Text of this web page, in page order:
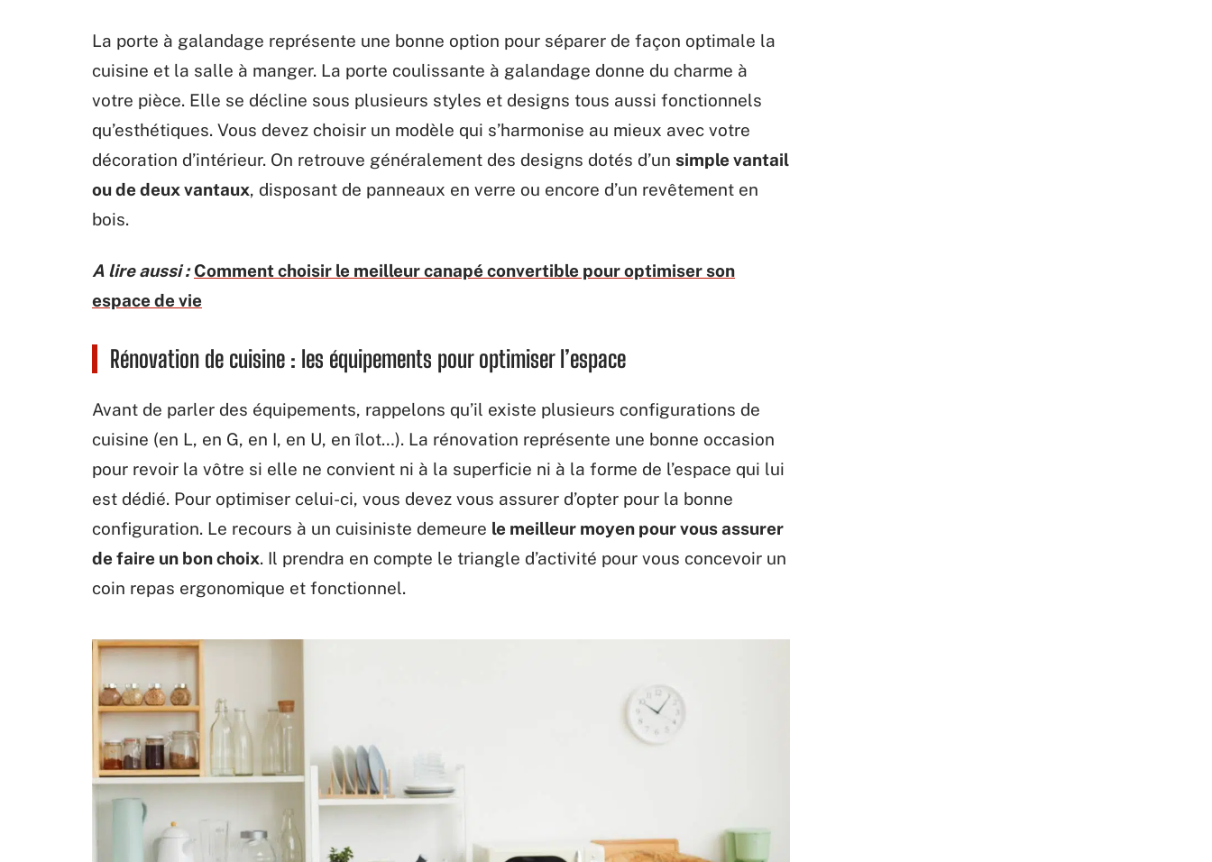
La porte à galandage représente une bonne option pour séparer de façon optimale la
cuisine et la salle à manger. La porte coulissante à galandage donne du charme à
votre pièce. Elle se décline sous plusieurs styles et designs tous aussi fonctionnels
qu’esthétiques. Vous devez choisir un modèle qui s’harmonise au mieux avec votre
décoration d’intérieur. On retrouve généralement des designs dotés d’un simple vantail
ou de deux vantaux, disposant de panneaux en verre ou encore d’un revêtement en
bois.
A lire aussi : Comment choisir le meilleur canapé convertible pour optimiser son
espace de vie
Rénovation de cuisine : les équipements pour optimiser l’espace
Avant de parler des équipements, rappelons qu’il existe plusieurs configurations de
cuisine (en L, en G, en I, en U, en îlot…). La rénovation représente une bonne occasion
pour revoir la vôtre si elle ne convient ni à la superficie ni à la forme de l’espace qui lui
est dédié. Pour optimiser celui-ci, vous devez vous assurer d’opter pour la bonne
configuration. Le recours à un cuisiniste demeure le meilleur moyen pour vous assurer
de faire un bon choix. Il prendra en compte le triangle d’activité pour vous concevoir un
coin repas ergonomique et fonctionnel.